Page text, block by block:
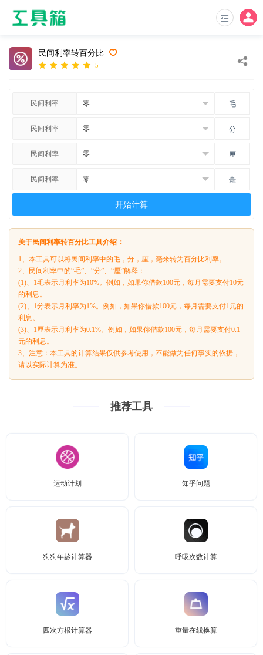
民间利率转百分比
5
民间利率 毛
民间利率 分
民间利率 厘
民间利率 毫
开始计算
关于民间利率转百分比工具介绍：
1、本工具可以将民间利率中的毛，分，厘，毫来转为百分比利率。
2、民间利率中的“毛”、“分”、“厘”解释：
(1)、1毛表示月利率为10%。例如，如果你借款100元，每月需要支付10元
的利息。
(2)、1分表示月利率为1%。例如，如果你借款100元，每月需要支付1元的
利息。
(3)、1厘表示月利率为0.1%。例如，如果你借款100元，每月需要支付0.1
元的利息。
3、注意：本工具的计算结果仅供参考使用，不能做为任何事实的依据，
请以实际计算为准。
推荐工具
运动计划 知乎问题
狗狗年龄计算器 呼吸次数计算
四次方根计算器 重量在线换算